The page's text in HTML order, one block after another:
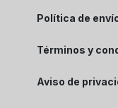
Política de
Términos y
Aviso de